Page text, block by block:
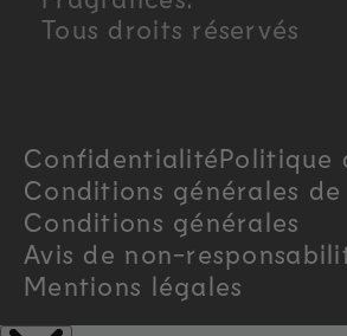
y
/
r
Tous droits réservés
ConfidentialitéPolitique
Conditions générales de
Conditions générales
Avis de non-
Mentions légales